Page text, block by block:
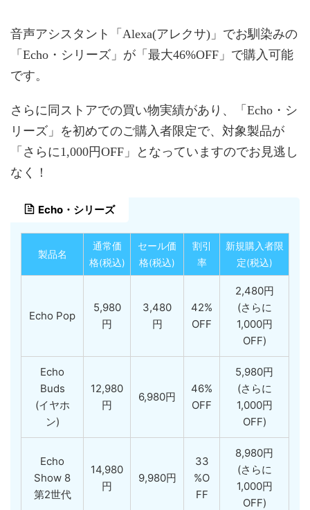
音声アシスタント「Alexa(アレクサ)」でお馴染みの
「Echo・シリーズ」が「最大46%OFF」で購入可能
です。
さらに同ストアでの買い物実績があり、「Echo・シ
リーズ」を初めてのご購入者限定で、対象製品が
「さらに1,000円OFF」となっていますのでお見逃し
なく！
Echo・シリーズ
製品名
通常価
格(税込)
セール価
格(税込)
割引
率
新規購入者限
定(税込)
Echo Pop
5,980
円
3,480
円
42%
OFF
2,480円
(さらに
1,000円
OFF)
Echo
Buds
(イヤホ
ン)
12,980
円
6,980円
46%
OFF
5,980円
(さらに
1,000円
OFF)
Echo
Show 8
第2世代
14,980
円
9,980円
33
%O
FF
8,980円
(さらに
1,000円
OFF)